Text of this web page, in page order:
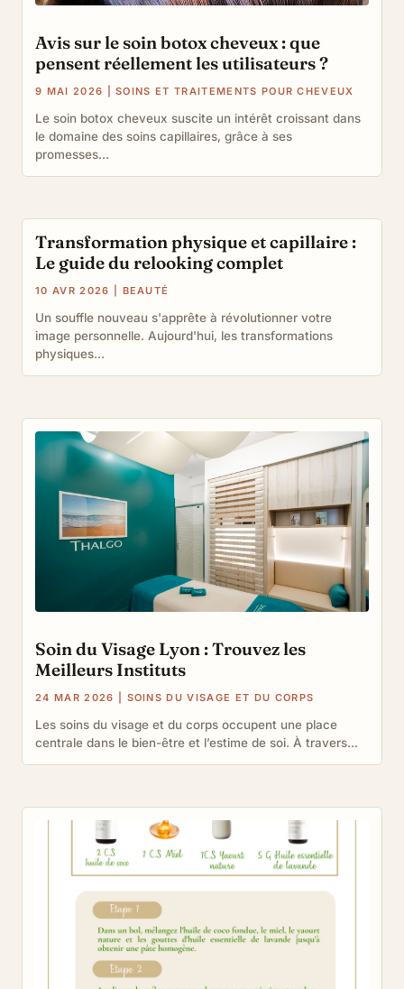
Avis sur le soin botox cheveux : que
pensent réellement les utilisateurs ?
9 MAI 2026 |SOINS ET TRAITEMENTS POUR CHEVEUX
Le soin botox cheveux suscite un intérêt croissant dans
le domaine des soins capillaires, grâce à ses
promesses...
Transformation physique et capillaire :
Le guide du relooking complet
10 AVR 2026 BEAUTÉ
Un souffle nouveau s'apprête à révolutionner votre
image personnelle. Aujourd'hui, les transformations
physiques...
Soin du Visage Lyon : Trouvez les
Meilleurs Instituts
24 MAR 2026 SOINS DU VISAGE ET DU CORPS
Les soins du visage et du corps occupent une place
centrale dans le bien-être et l’estime de soi. À travers...